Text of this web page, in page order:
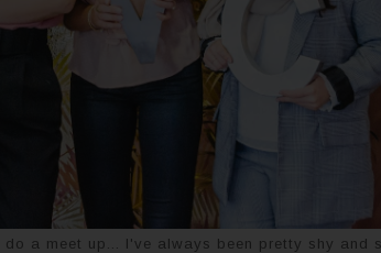
a meet up... I've always been pretty shy and